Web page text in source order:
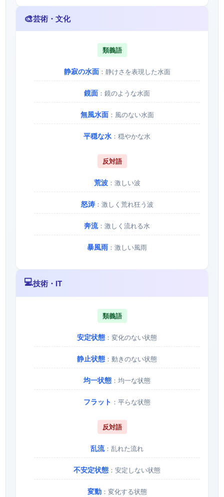
🎨芸術・文化
類義語
静寂の水面：静けさを表現した水面
鏡面 ：鏡のような水面
無風水面：風のない水面
平穏な水 ：穏やかな水
反対語
荒波：激しい波
怒涛：激しく荒れ狂う波
奔流：激しく流れる水
暴風雨 ：激しい風雨
💻技術・IT
類義語
安定状態 ：変化のない状態
静止状態 ：動きのない状態
均一状態 ：均一な状態
フラット ：平らな状態
反対語
乱流：乱れた流れ
不安定状態 ：安定しない状態
変動：変化する状態